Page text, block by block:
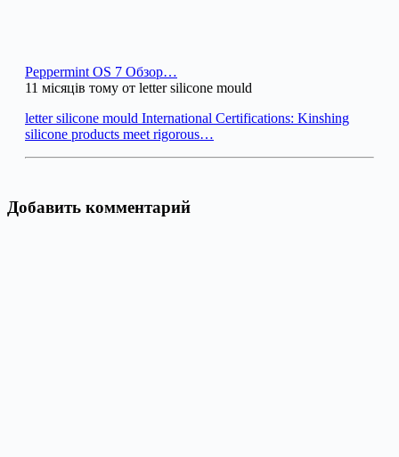
Peppermint OS 7 Обзор…
11 місяців тому от letter silicone mould
letter silicone mould International Certifications: Kinshing
silicone products meet rigorous…
Добавить комментарий